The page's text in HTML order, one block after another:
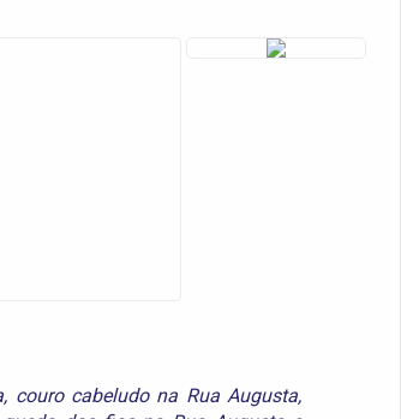
, couro cabeludo na Rua Augusta,